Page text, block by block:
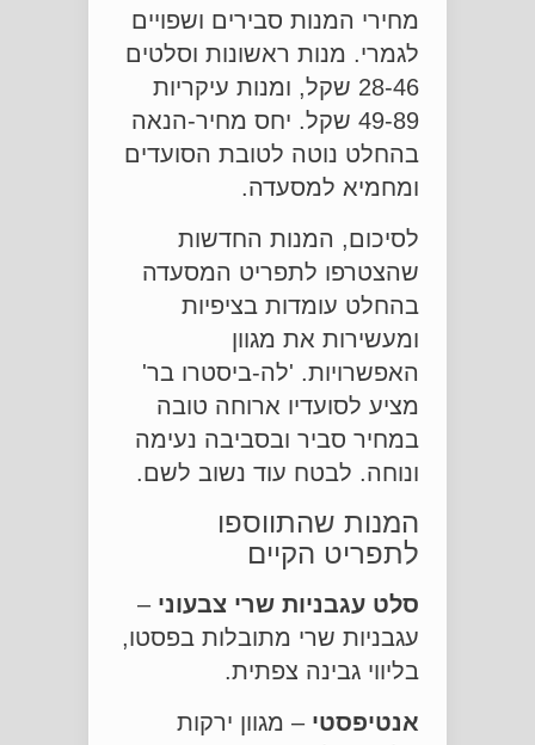
מחירי המנות סבירים ושפויים
לגמרי. מנות ראשונות וסלטים
28-46 שקל, ומנות עיקריות
49-89 שקל. יחס מחיר-הנאה
בהחלט נוטה לטובת הסועדים
ומחמיא למסעדה.
לסיכום, המנות החדשות
שהצטרפו לתפריט המסעדה
בהחלט עומדות בציפיות
ומעשירות את מגוון
האפשרויות. 'לה-ביסטרו בר'
מציע לסועדיו ארוחה טובה
במחיר סביר ובסביבה נעימה
ונוחה. לבטח עוד נשוב לשם.
המנות שהתווספו
לתפריט הקיים
סלט עגבניות שרי צבעוני –
עגבניות שרי מתובלות בפסטו,
בליווי גבינה צפתית.
אנטיפסטי – מגוון ירקות